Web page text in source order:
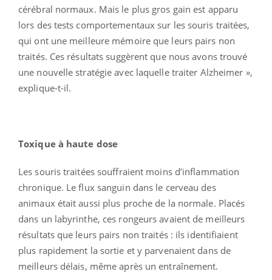
cérébral normaux. Mais le plus gros gain est apparu
lors des tests comportementaux sur les souris traitées,
qui ont une meilleure mémoire que leurs pairs non
traités. Ces résultats suggèrent que nous avons trouvé
une nouvelle stratégie avec laquelle traiter Alzheimer »,
explique-t-il.
Toxique à haute dose
Les souris traitées souffraient moins d’inflammation
chronique. Le flux sanguin dans le cerveau des
animaux était aussi plus proche de la normale. Placés
dans un labyrinthe, ces rongeurs avaient de meilleurs
résultats que leurs pairs non traités : ils identifiaient
plus rapidement la sortie et y parvenaient dans de
meilleurs délais, même après un entraînement.